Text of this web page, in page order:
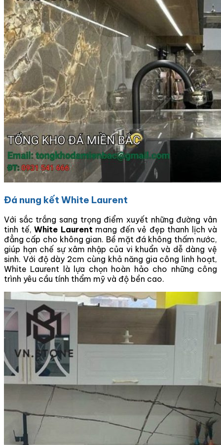
Đá nung kết White Laurent
Với sắc trắng sang trọng điểm xuyết những đường vân
tinh tế, White Laurent mang đến vẻ đẹp thanh lịch và
đẳng cấp cho không gian. Bề mặt đá không thấm nước,
giúp hạn chế sự xâm nhập của vi khuẩn và dễ dàng vệ
sinh. Với độ dày 2cm cùng khả năng gia công linh hoạt,
White Laurent là lựa chọn hoàn hảo cho những công
trình yêu cầu tính thẩm mỹ và độ bền cao.